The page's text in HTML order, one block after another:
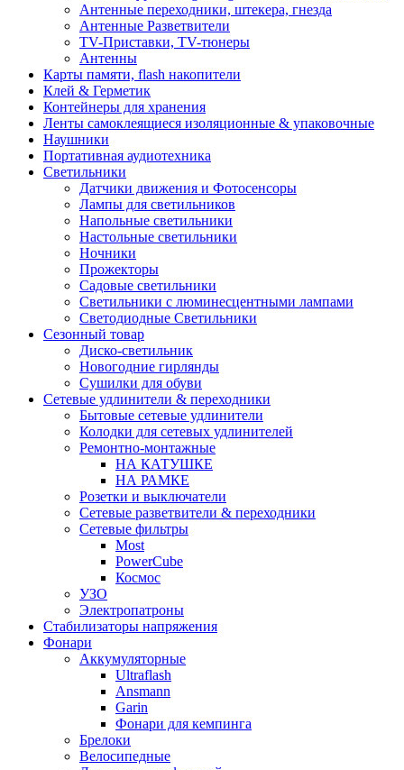
Антенные переходники, штекера, гнезда
Антенные Разветвители
TV-Приставки, TV-тюнеры
Антенны
Карты памяти, flash накопители
Клей & Герметик
Контейнеры для хранения
Ленты самоклеящиеся изоляционные & упаковочные
Наушники
Портативная аудиотехника
Светильники
Датчики движения и Фотосенсоры
Лампы для светильников
Напольные светильники
Настольные светильники
Ночники
Прожекторы
Садовые светильники
Светильники с люминесцентными лампами
Светодиодные Светильники
Сезонный товар
Диско-светильник
Новогодние гирлянды
Сушилки для обуви
Сетевые удлинители & переходники
Бытовые сетевые удлинители
Колодки для сетевых удлинителей
Ремонтно-монтажные
НА КАТУШКЕ
НА РАМКЕ
Розетки и выключатели
Сетевые разветвители & переходники
Сетевые фильтры
Most
PowerCube
Космос
УЗО
Электропатроны
Стабилизаторы напряжения
Фонари
Аккумуляторные
Ultraflash
Ansmann
Garin
Фонари для кемпинга
Брелоки
Велосипедные